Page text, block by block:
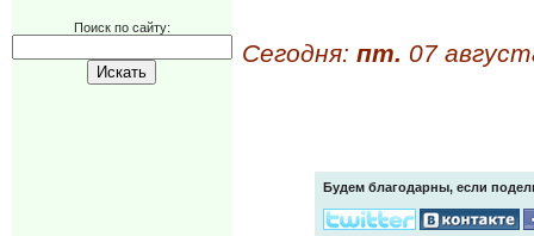
Поиск по сайту:
Сегодня: пт. 07
Будем благодарны, если